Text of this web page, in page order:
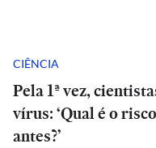
CIÊNCIA
Pela 1ª vez,
vírus: ‘Qual é o
antes?’